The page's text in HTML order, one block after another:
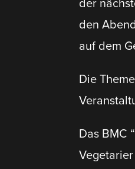
der
den
auf dem
Die
Das BMC